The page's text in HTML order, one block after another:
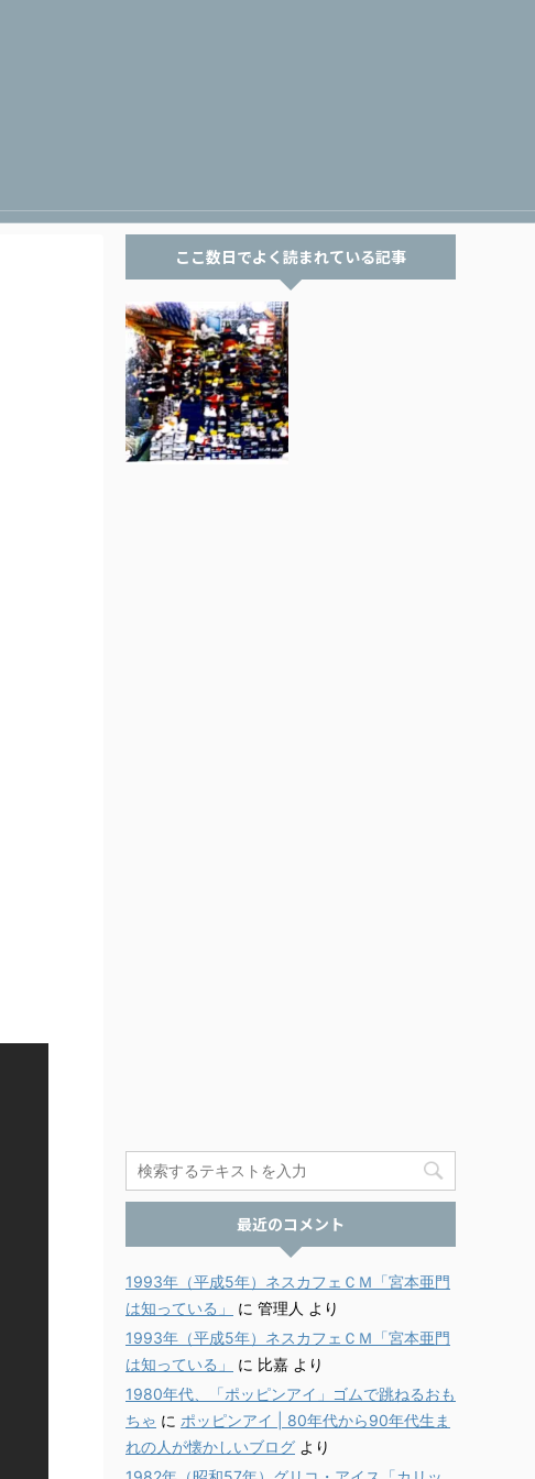
ここ数日でよく読まれている記事
最近のコメント
1993年（平成5年）ネスカフェＣＭ「宮本亜門
は知っている」
に 管理人 より
1993年（平成5年）ネスカフェＣＭ「宮本亜門
は知っている」
に 比嘉 より
1980年代、「ポッピンアイ」ゴムで跳ねるおも
ちゃ に ポッピンアイ | 80年代から90年代生ま
れの人が懐かしいブログ より